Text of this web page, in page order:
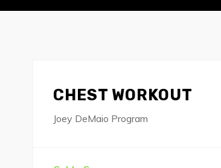
CHEST WORKOUT
Joey DeMaio Program